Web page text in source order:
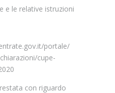
e le relative istruzioni
portale/
cupe-
con riguardo